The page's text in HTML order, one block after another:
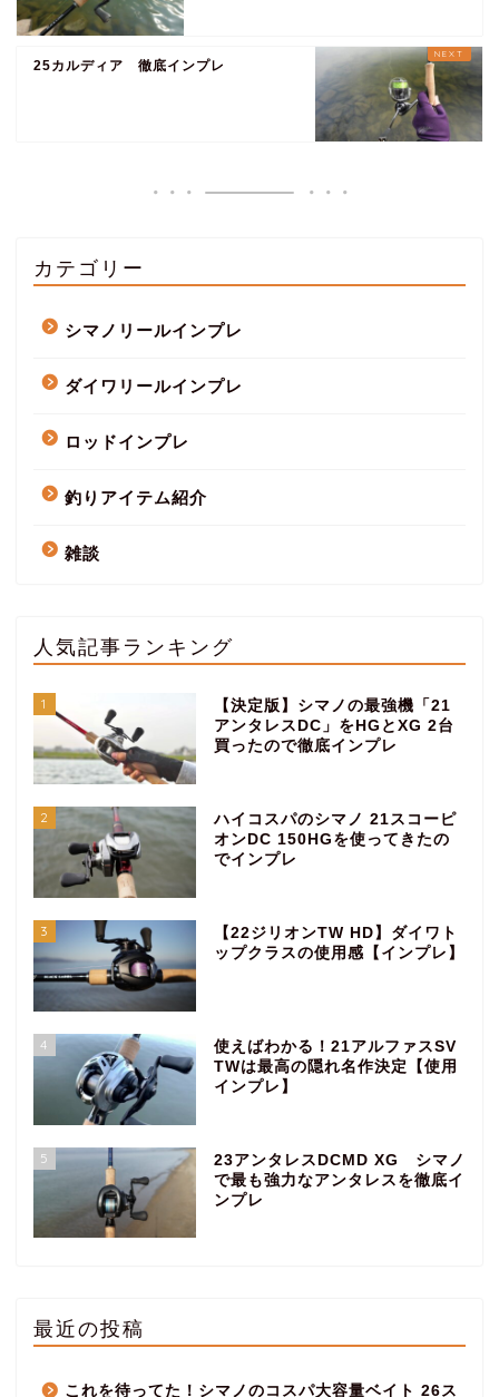
25カルディア 徹底インプレ
カテゴリー
シマノリールインプレ
ダイワリールインプレ
ロッドインプレ
釣りアイテム紹介
雑談
人気記事ランキング
1
【決定版】シマノの最強機「21
アンタレスDC」をHGとXG 2台
買ったので徹底インプレ
2
ハイコスパのシマノ 21スコーピ
オンDC 150HGを使ってきたの
でインプレ
3
【22ジリオンTW HD】ダイワト
ップクラスの使用感【インプレ】
4
使えばわかる！21アルファスSV
TWは最高の隠れ名作決定【使用
インプレ】
5
23アンタレスDCMD XG シマノ
で最も強力なアンタレスを徹底イ
ンプレ
最近の投稿
これを待ってた！シマノのコスパ大容量ベイト 26ス